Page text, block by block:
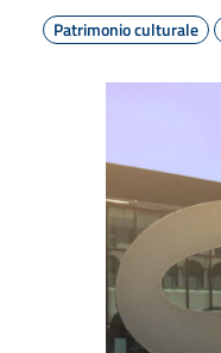
Patrimonio culturale